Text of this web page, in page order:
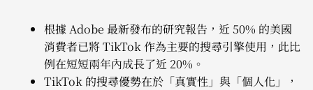
根據 Adobe 最新發布的研究報告，近 50% 的美國
消費者已將 TikTok 作為主要的搜尋引擎使用，此比
例在短短兩年內成長了近 20%。
TikTok 的搜尋優勢在於「真實性」與「個人化」，